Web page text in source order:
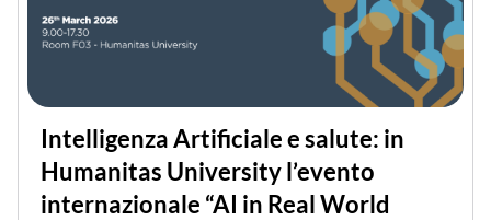
Intelligenza Artificiale e salute: in
Humanitas University l’evento
internazionale “AI in Real World